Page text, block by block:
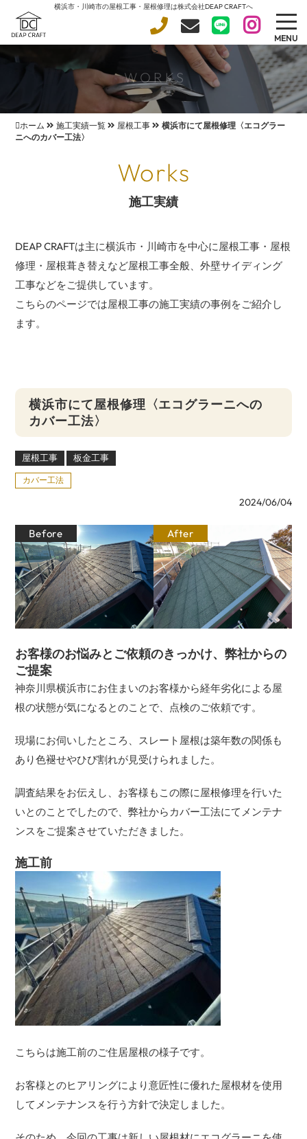
横浜市・川崎市の屋根工事・屋根修理は株式会社DEAP CRAFTへ
MENU
">
WORKS
ホーム 施工実績一覧 屋根工事
横浜市にて屋根修理〈エコグラー
ニへのカバー工法〉
Works
施工実績
DEAP CRAFTは主に横浜市・川崎市を中心に屋根工事・屋根
修理・屋根葺き替えなど屋根工事全般、外壁サイディング
工事などをご提供しています。
こちらのページでは屋根工事の施工実績の事例をご紹介し
ます。
横浜市にて屋根修理〈エコグラーニへの
カバー工法〉
屋根工事 板金工事
カバー工法
2024/06/04
お客様のお悩みとご依頼のきっかけ、弊社からの
ご提案
神奈川県横浜市にお住まいのお客様から経年劣化による屋
根の状態が気になるとのことで、点検のご依頼です。
現場にお伺いしたところ、スレート屋根は築年数の関係も
あり色褪せやひび割れが見受けられました。
調査結果をお伝えし、お客様もこの際に屋根修理を行いた
いとのことでしたので、弊社からカバー工法にてメンテナ
ンスをご提案させていただきました。
施工前
こちらは施工前のご住居屋根の様子です。
お客様とのヒアリングにより意匠性に優れた屋根材を使用
してメンテナンスを行う方針で決定しました。